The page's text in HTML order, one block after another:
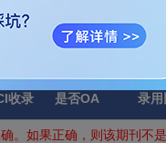
收录 是否OA 录用
。如果正确，则该期刊不是